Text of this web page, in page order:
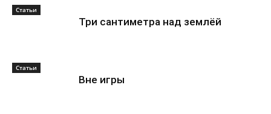
Статьи
Три сантиметра над землёй
Статьи
Вне игры